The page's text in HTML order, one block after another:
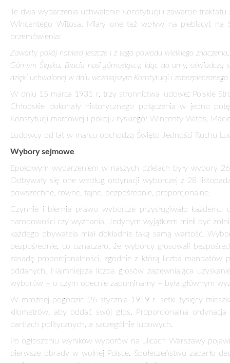
moralności i mentalności. Natomiast ideologia
Polski, już dawno przegrała skompromitowana przez historię.
Demokracja ma dwa i pół tysiąca lat dobrych i złych
przez despotów. Ale nikt nie wynalazł lepszego ustroju na
światopoglądu, statusu społecznego, posiadanego majątku i
Dzisiaj, po bogatych doświadczeniach parlamentaryzmu
tradycja demokratycznego państwa dowodzi, iż opozycja
Cud demokracji w Polsce zdarzył się 17 marca 1921 r.
***
Okres końca I wojny światowej był pomyślnym czasem dla
niepodległości Polski w 1918 r. było fenomenem, którego
niepodległość Ojczyzny – przestało być aktualne. Stało się
Myśl polityczna wielu ruchów ideowych: socjalistycznego,
zasadne, biorąc pod uwagę długą i skomplikowaną
Europy.
Kiedy dla większości narodów naszego kontynentu wiek XIX
kraju nad Wisłą to stulecie niosło tylko klęski, okres
miała być przyszła niepodległa Polska, toczono nieustanne
byli zgodni co do tego, iż przede wszystkim musiała być
Obok pojęcia wolności, są także inne idee i wartości,
granic czasowych. Taka też jest myśl zawarta w
dobie niewoli narodowej i państwowej.
Władza dla ludu – to inaczej demokracja, ziemia to
Witos).